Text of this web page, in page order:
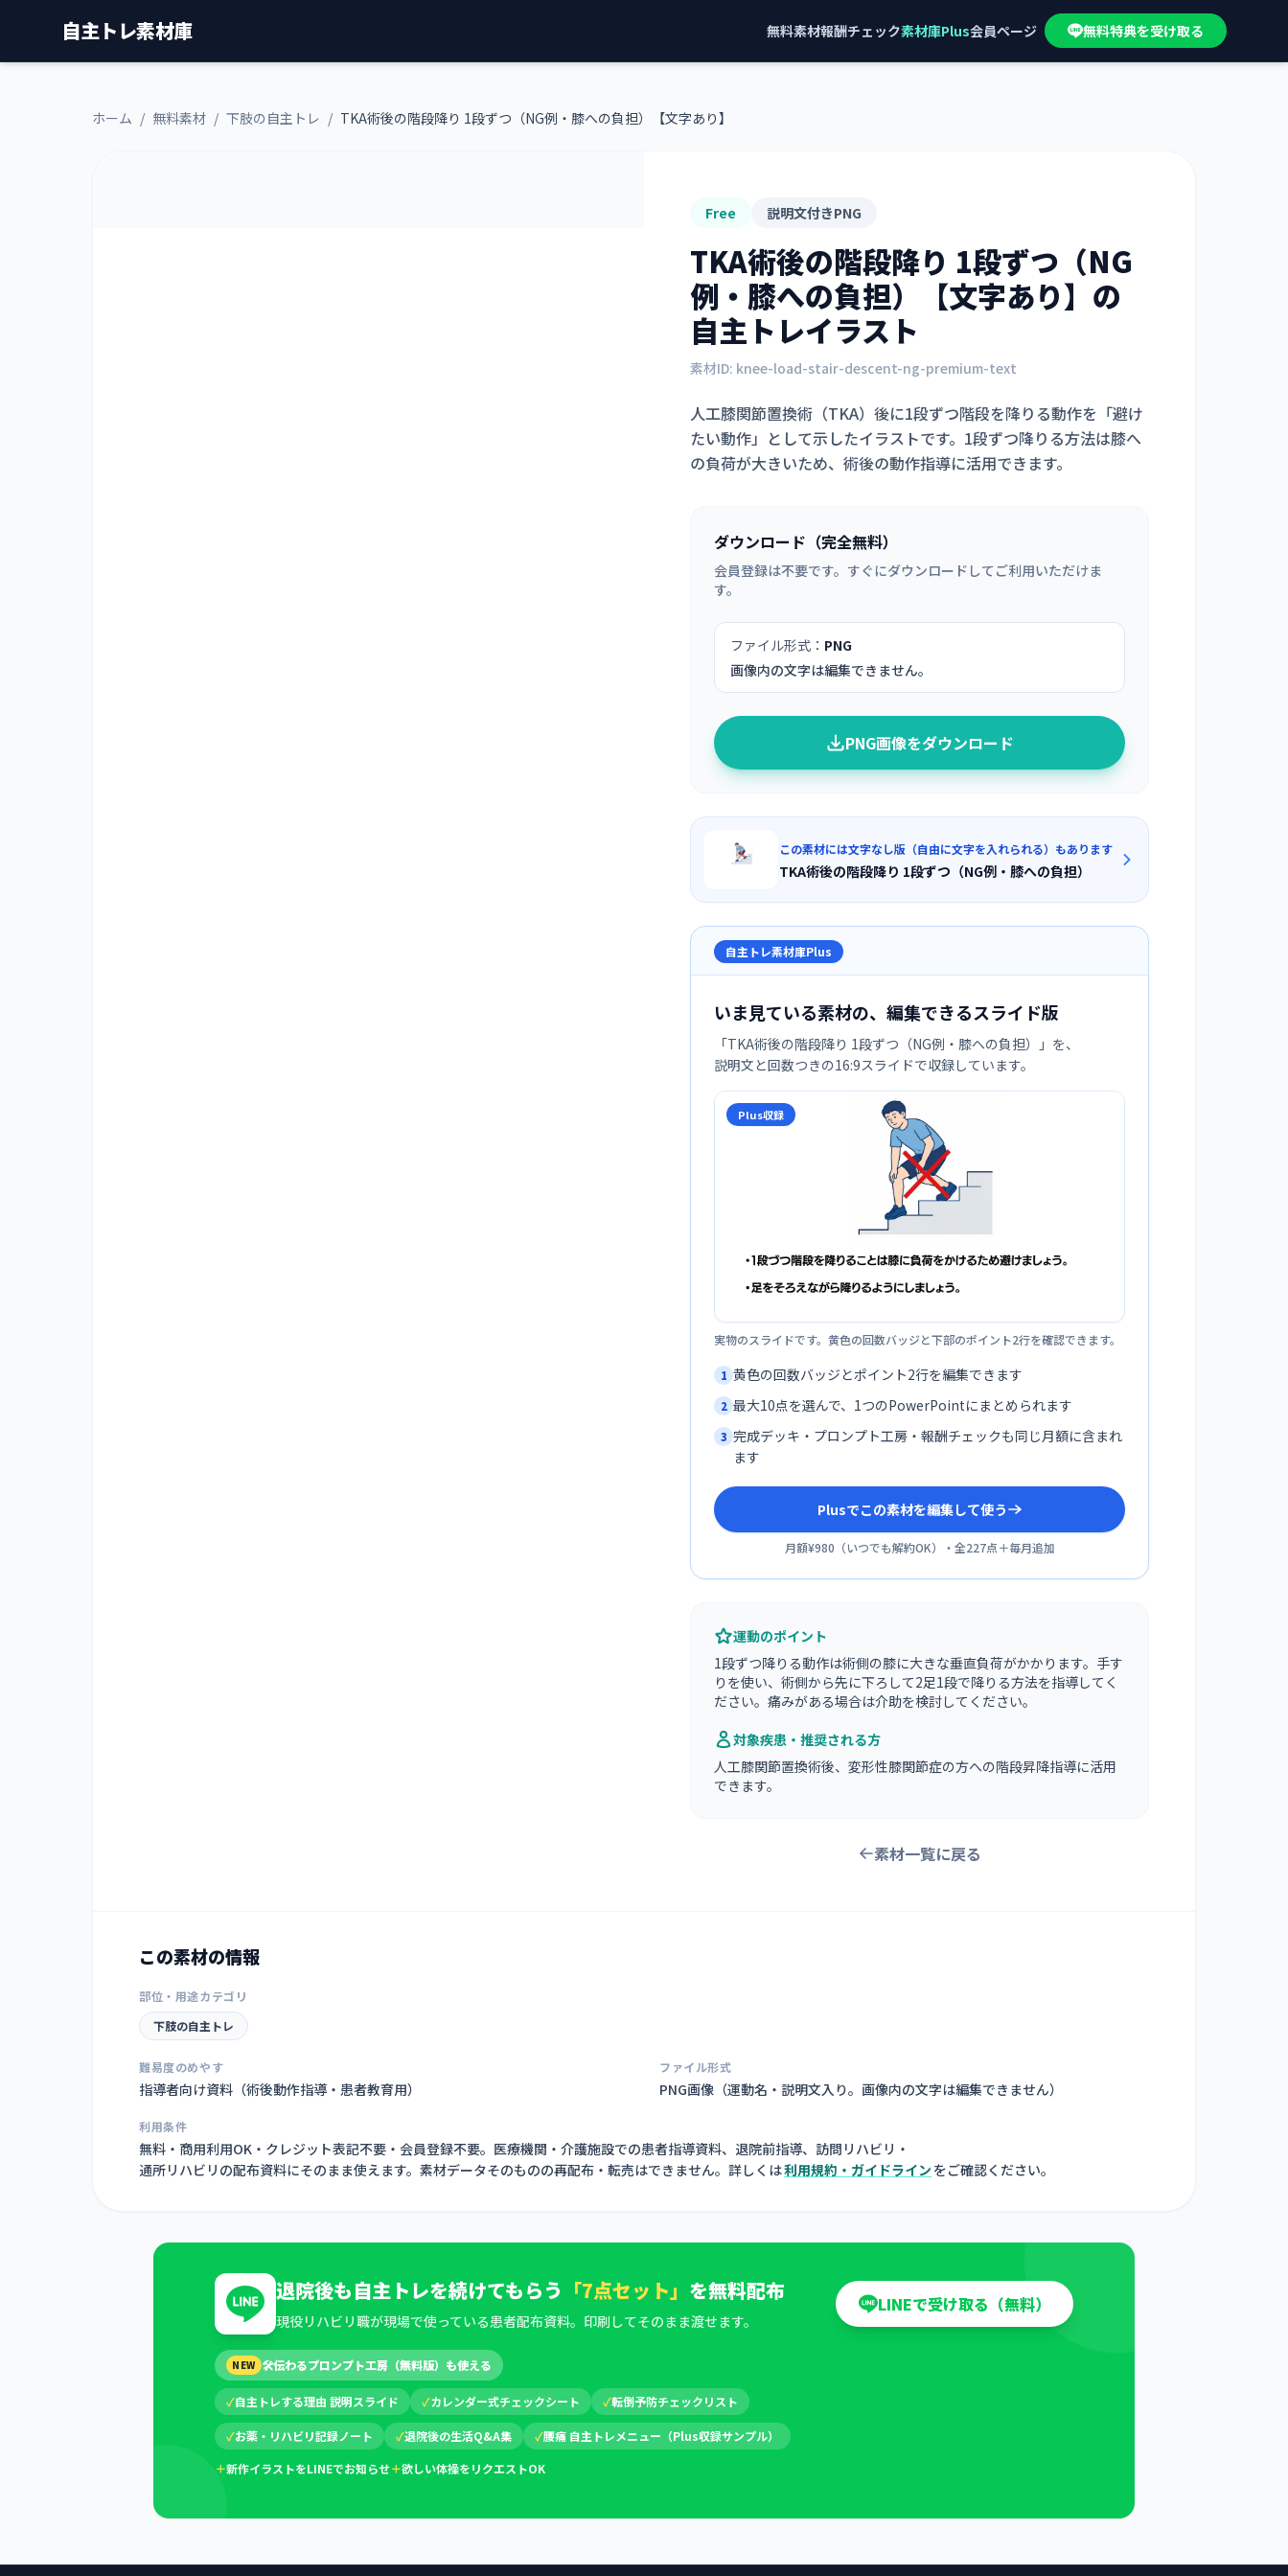
自主トレ素材庫 無料素材報酬チェック素材庫Plus会員ページ 無料特典を受け取る
ホーム / 無料素材 / 下肢の自主トレ / TKA術後の階段降り 1段ずつ（NG例・膝への負担）【文字あり】
Free 説明文付きPNG
TKA術後の階段降り 1段ずつ（NG
例・膝への負担）【文字あり】 の
自主トレイラスト
素材ID: knee-load-stair-descent-ng-premium-text
人工膝関節置換術（TKA）後に1段ずつ階段を降りる動作を「避け
たい動作」として示したイラストです。1段ずつ降りる方法は膝へ
の負荷が大きいため、術後の動作指導に活用できます。
ダウンロード（完全無料）
会員登録は不要です。すぐにダウンロードしてご利用いただけま
す。
ファイル形式： PNG
画像内の文字は編集できません。
PNG画像をダウンロード
この素材には文字なし版（自由に文字を入れられる）もあります
TKA術後の階段降り 1段ずつ（NG例・膝への負担）
自主トレ素材庫Plus
いま見ている素材の、編集できるスライド版
「TKA術後の階段降り 1段ずつ（NG例・膝への負担）
」を、
説明文と回数つきの16:9スライドで収録しています。
Plus収録
実物のスライドです。黄色の回数バッジと下部のポイント2行を確認できます。
1 黄色の回数バッジとポイント2行を編集できます
2 最大10点を選んで、1つのPowerPointにまとめられます
3 完成デッキ・プロンプト工房・報酬チェックも同じ月額に含まれ
ます
Plusでこの素材を編集して使う
月額¥980 （いつでも解約OK）・全227点＋毎月追加
運動のポイント
1段ずつ降りる動作は術側の膝に大きな垂直負荷がかかります。手す
りを使い、術側から先に下ろして2足1段で降りる方法を指導してく
ださい。痛みがある場合は介助を検討してください。
対象疾患・推奨される方
人工膝関節置換術後、変形性膝関節症の方への階段昇降指導に活用
できます。
素材一覧に戻る
この素材の情報
部位・用途カテゴリ
下肢の自主トレ
難易度のめやす
指導者向け資料（術後動作指導・患者教育用）
ファイル形式
PNG画像（運動名・説明文入り。画像内の文字は編集できません）
利用条件
無料・商用利用OK・クレジット表記不要・会員登録不要。医療機関・介護施設での患者指導資料、退院前指導、訪問リハビリ・
通所リハビリの配布資料にそのまま使えます。素材データそのものの再配布・転売はできません。詳しくは利用規約・ガイドライン をご確認ください。
退院後も自主トレを続けてもらう 「7点セット」 を無料配布
現役リハビリ職が現場で使っている患者配布資料。印刷してそのまま渡せます。
LINEで受け取る（無料）
NEW 🛠伝わるプロンプト工房（無料版）も使える
✓自主トレする理由 説明スライド ✓カレンダー式チェックシート ✓転倒予防チェックリスト
✓お薬・リハビリ記録ノート ✓退院後の生活Q&A集 ✓腰痛 自主トレメニュー（Plus収録サンプル）
＋新作イラストをLINEでお知らせ＋欲しい体操をリクエストOK